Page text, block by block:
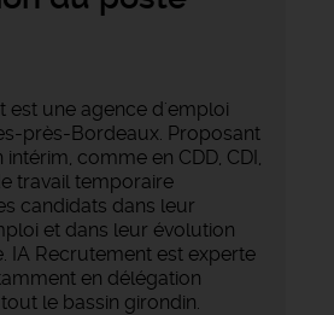
est une agence d'emploi
près-Bordeaux. Proposant
comme en CDD, CDI,
travail temporaire
candidats dans leur
et dans leur évolution
IA Recrutement est experte
en délégation
le bassin girondin.